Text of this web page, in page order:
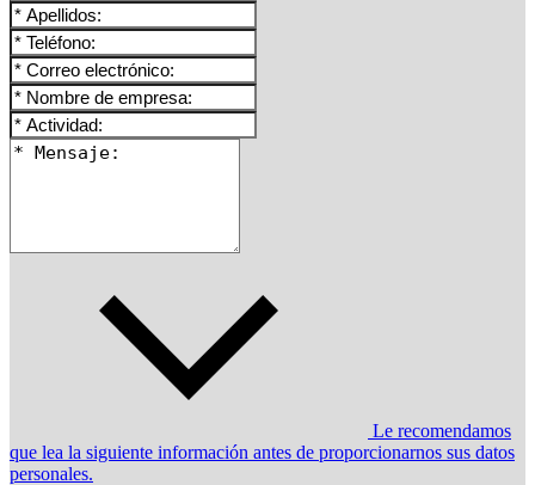
Le recomendamos
que lea la siguiente información antes de proporcionarnos sus datos
personales.